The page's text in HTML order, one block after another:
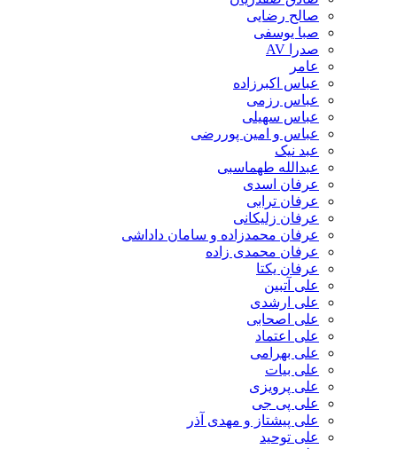
صالح رضایی
صبا یوسفی
صدرا AV
عامر
عباس اکبرزاده
عباس رزمی
عباس سهیلی
عباس و امین پوررضی
عبد نیک
عبدالله طهماسبی‎
عرفان اسدی
عرفان ترابی
عرفان زلیکانی
عرفان محمدزاده و سامان داداشی
عرفان محمدی زاده
عرفان یکتا
علی آتبین
علی ارشدی
علی اصحابی
علی اعتماد
علی بهرامی
علی بیات
علی پرویزی
علی پی جی
علی پیشتاز و مهدی آذر
علی توحید